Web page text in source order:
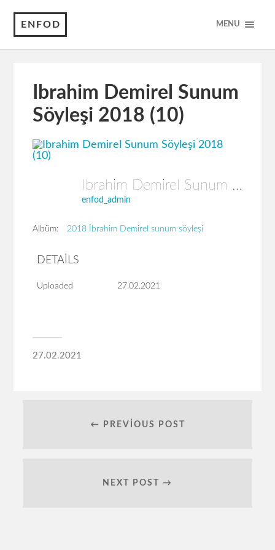
ENFOD MENU
Ibrahim Demirel Sunum
Söyleşi 2018 (10)
Ibrahim Demirel Sunum Söyleşi 2018 (10)
enfod_admin
Albüm: 2018 İbrahim Demirel sunum söyleşi
DETAILS
Uploaded 27.02.2021
27.02.2021
← PREVIOUS POST
NEXT POST →